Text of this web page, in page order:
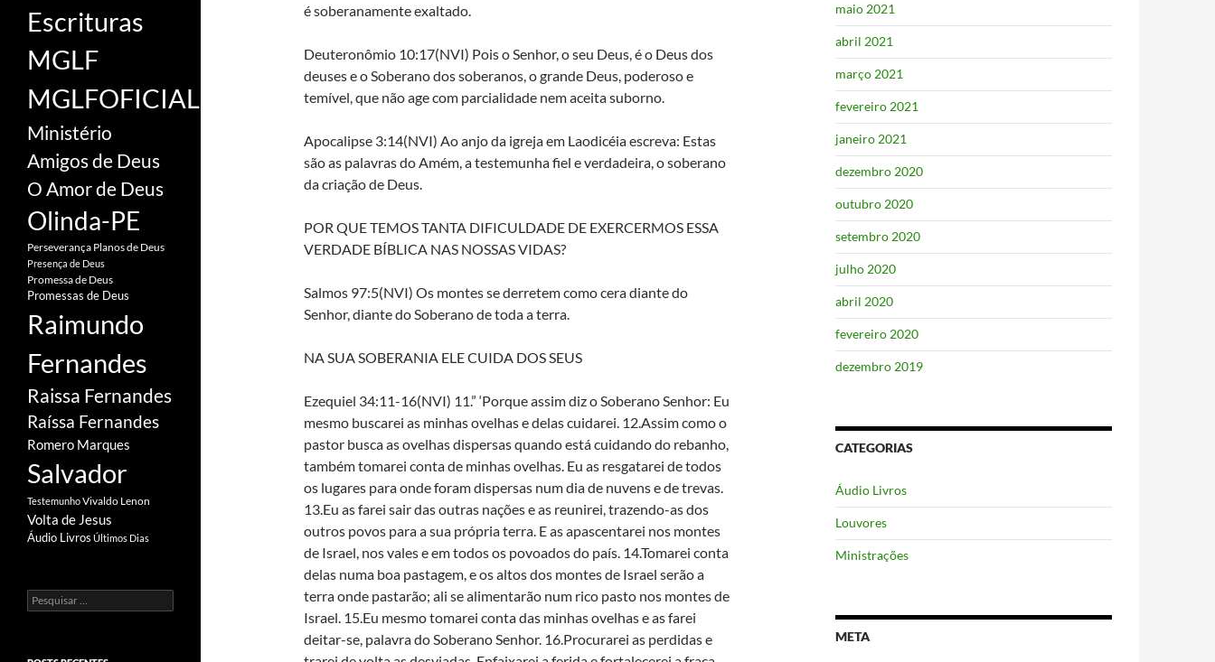
é soberanamente exaltado.
Deuteronômio 10:17(NVI) Pois o Senhor, o seu Deus, é o Deus dos
deuses e o Soberano dos soberanos, o grande Deus, poderoso e
temível, que não age com parcialidade nem aceita suborno.
Apocalipse 3:14(NVI) Ao anjo da igreja em Laodicéia escreva: Estas
são as palavras do Amém, a testemunha fiel e verdadeira, o soberano
da criação de Deus.
POR QUE TEMOS TANTA DIFICULDADE DE EXERCERMOS ESSA
VERDADE BÍBLICA NAS NOSSAS VIDAS?
Salmos 97:5(NVI) Os montes se derretem como cera diante do
Senhor, diante do Soberano de toda a terra.
NA SUA SOBERANIA ELE CUIDA DOS SEUS
Ezequiel 34:11-16(NVI) 11.” ‘Porque assim diz o Soberano Senhor: Eu
mesmo buscarei as minhas ovelhas e delas cuidarei. 12.Assim como o
pastor busca as ovelhas dispersas quando está cuidando do rebanho,
também tomarei conta de minhas ovelhas. Eu as resgatarei de todos
os lugares para onde foram dispersas num dia de nuvens e de trevas.
13.Eu as farei sair das outras nações e as reunirei, trazendo-as dos
outros povos para a sua própria terra. E as apascentarei nos montes
de Israel, nos vales e em todos os povoados do país. 14.Tomarei conta
delas numa boa pastagem, e os altos dos montes de Israel serão a
terra onde pastarão; ali se alimentarão num rico pasto nos montes de
Israel. 15.Eu mesmo tomarei conta das minhas ovelhas e as farei
deitar-se, palavra do Soberano Senhor. 16.Procurarei as perdidas e
maio 2021
abril 2021
março 2021
fevereiro 2021
janeiro 2021
dezembro 2020
outubro 2020
setembro 2020
julho 2020
abril 2020
fevereiro 2020
dezembro 2019
CATEGORIAS
Áudio Livros
Louvores
Ministrações
META
Escrituras
MGLF
MGLFOFICIAL
Ministério
Amigos de Deus
O Amor de Deus
Olinda-PE
Perseverança Planos de Deus
Presença de Deus
Promessa de Deus
Promessas de Deus
Raimundo
Fernandes
Raissa Fernandes
Raíssa Fernandes
Romero Marques
Salvador
TestemunhoVivaldo Lenon
Volta de Jesus
Áudio Livros Últimos Dias
Pesquisar
por: